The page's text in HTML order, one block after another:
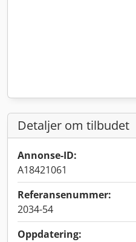
Detaljer om tilbudet
Annonse-ID:
A18421061
Referansenummer:
2034-54
Oppdatering: